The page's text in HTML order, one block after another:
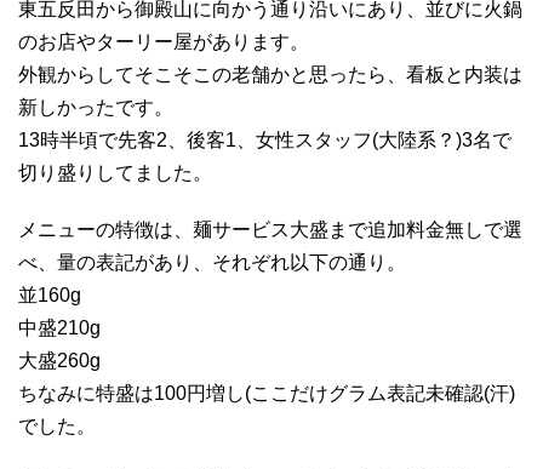
東五反田から御殿山に向かう通り沿いにあり、並びに火鍋
のお店やターリー屋があります。
外観からしてそこそこの老舗かと思ったら、看板と内装は
新しかったです。
13時半頃で先客2、後客1、女性スタッフ(大陸系？)3名で
切り盛りしてました。
メニューの特徴は、麺サービス大盛まで追加料金無しで選
べ、量の表記があり、それぞれ以下の通り。
並160g
中盛210g
大盛260g
ちなみに特盛は100円増し(ここだけグラム表記未確認(汗)
でした。